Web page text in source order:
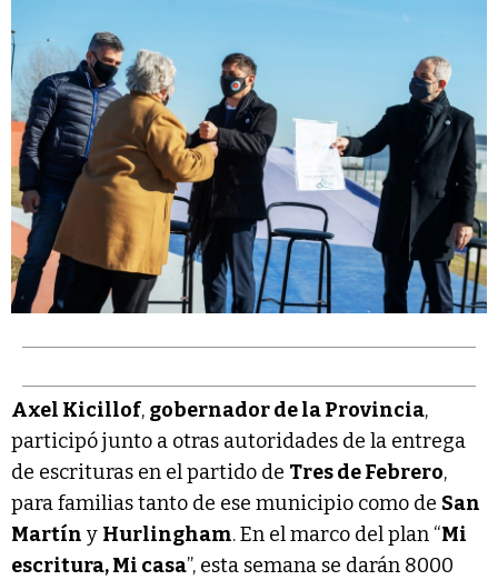
Axel Kicillof, gobernador de la Provincia,
participó junto a otras autoridades de la entrega
de escrituras en el partido de Tres de Febrero,
para familias tanto de ese municipio como de San
Martín y Hurlingham. En el marco del plan “Mi
escritura, Mi casa”, esta semana se darán 8000